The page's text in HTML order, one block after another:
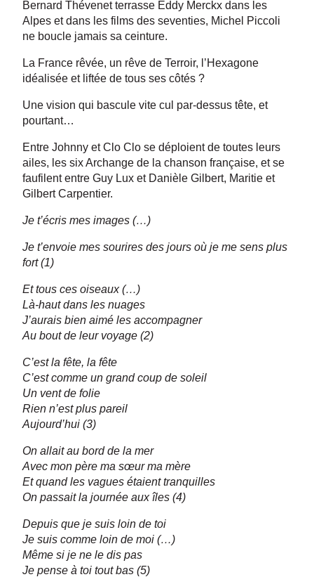
Bernard Thévenet terrasse Eddy Merckx dans les
Alpes et dans les films des seventies, Michel Piccoli
ne boucle jamais sa ceinture.
La France rêvée, un rêve de Terroir, l’Hexagone
idéalisée et liftée de tous ses côtés ?
Une vision qui bascule vite cul par-dessus tête, et
pourtant…
Entre Johnny et Clo Clo se déploient de toutes leurs
ailes, les six Archange de la chanson française, et se
faufilent entre Guy Lux et Danièle Gilbert, Maritie et
Gilbert Carpentier.
Je t’écris mes images (…)
Je t’envoie mes sourires des jours où je me sens plus
fort (1)
Et tous ces oiseaux (…)
Là-haut dans les nuages
J’aurais bien aimé les accompagner
Au bout de leur voyage (2)
C’est la fête, la fête
C’est comme un grand coup de soleil
Un vent de folie
Rien n’est plus pareil
Aujourd’hui (3)
On allait au bord de la mer
Avec mon père ma sœur ma mère
Et quand les vagues étaient tranquilles
On passait la journée aux îles (4)
Depuis que je suis loin de toi
Je suis comme loin de moi (…)
Même si je ne le dis pas
Je pense à toi tout bas (5)